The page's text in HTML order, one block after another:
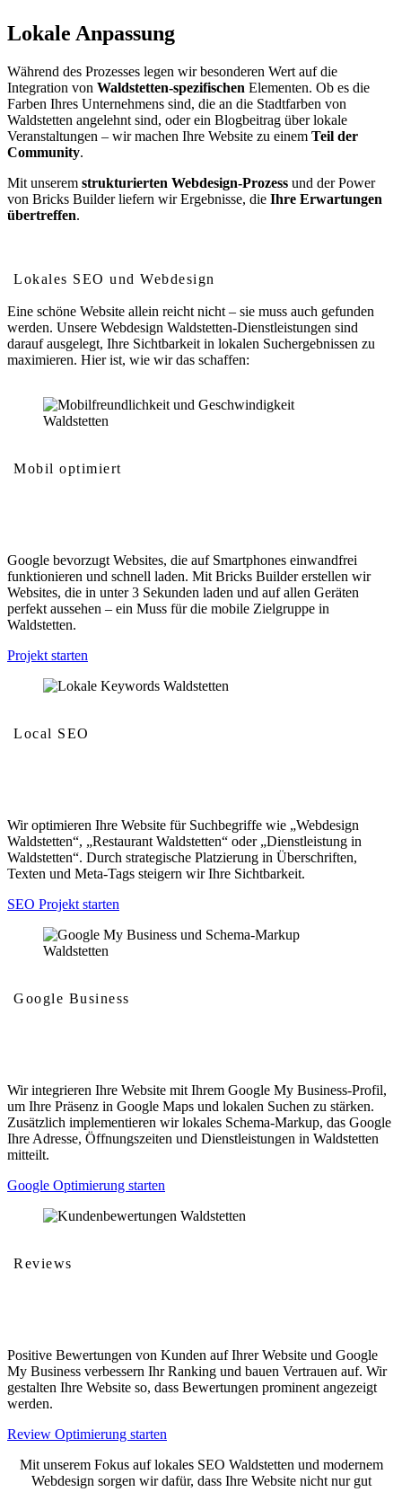
Lokale Anpassung
Während des Prozesses legen wir besonderen Wert auf die
Integration von Waldstetten-spezifischen Elementen. Ob es die
Farben Ihres Unternehmens sind, die an die Stadtfarben von
Waldstetten angelehnt sind, oder ein Blogbeitrag über lokale
Veranstaltungen – wir machen Ihre Website zu einem Teil der
Community.
Mit unserem strukturierten Webdesign-Prozess und der Power
von Bricks Builder liefern wir Ergebnisse, die Ihre Erwartungen
übertreffen.
Lokales SEO und Webdesign
Eine schöne Website allein reicht nicht – sie muss auch gefunden
werden. Unsere Webdesign Waldstetten-Dienstleistungen sind
darauf ausgelegt, Ihre Sichtbarkeit in lokalen Suchergebnissen zu
maximieren. Hier ist, wie wir das schaffen:
Mobil optimiert
Google bevorzugt Websites, die auf Smartphones einwandfrei
funktionieren und schnell laden. Mit Bricks Builder erstellen wir
Websites, die in unter 3 Sekunden laden und auf allen Geräten
perfekt aussehen – ein Muss für die mobile Zielgruppe in
Waldstetten.
Projekt starten
Local SEO
Wir optimieren Ihre Website für Suchbegriffe wie „Webdesign
Waldstetten“, „Restaurant Waldstetten“ oder „Dienstleistung in
Waldstetten“. Durch strategische Platzierung in Überschriften,
Texten und Meta-Tags steigern wir Ihre Sichtbarkeit.
SEO Projekt starten
Google Business
Wir integrieren Ihre Website mit Ihrem Google My Business-Profil,
um Ihre Präsenz in Google Maps und lokalen Suchen zu stärken.
Zusätzlich implementieren wir lokales Schema-Markup, das Google
Ihre Adresse, Öffnungszeiten und Dienstleistungen in Waldstetten
mitteilt.
Google Optimierung starten
Reviews
Positive Bewertungen von Kunden auf Ihrer Website und Google
My Business verbessern Ihr Ranking und bauen Vertrauen auf. Wir
gestalten Ihre Website so, dass Bewertungen prominent angezeigt
werden.
Review Optimierung starten
Mit unserem Fokus auf lokales SEO Waldstetten und modernem
Webdesign sorgen wir dafür, dass Ihre Website nicht nur gut